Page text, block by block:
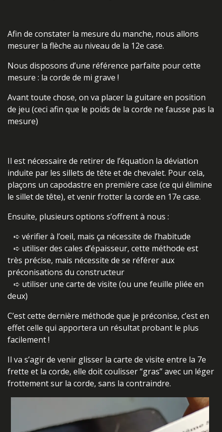
Afin de constater la mesure du manche, nous allons
mesurer la flèche au niveau de la 12e case.
Nous disposons d’une référence parfaite pour cette
mesure : la corde de mi grave !
Avant toute chose, on va placer la guitare en position
de jeu (ceci afin que le poids de la corde ne fausse pas la
mesure)
Il est nécessaire de retirer de l’équation la déviation
induite par les sillets de tête et de chevalet. Pour cela,
plaçons un capodastre en première case (ce qui élimine
le sillet de tête), et venir frotter la corde en 17e case.
Ensuite, plusieurs options s’offrent à nous :
➪ vérifier à l’oeil, mais ça nécessite de l’habitude
➪ utiliser des cales d’épaisseur, cette méthode est
très précise, mais nécessite de se référer aux
préconisations du constructeur
➪ utiliser une carte de visite (ou une feuille pliée en
deux)
C’est cette dernière méthode que je préconise, c’est en
effet celle qui apportera un résultat probant le plus
facilement !
Il va s’agir de venir glisser la carte de visite entre la 7e
frette et la corde, elle doit coulisser “gras” avec un léger
frottement sur la corde, sans la contraindre.